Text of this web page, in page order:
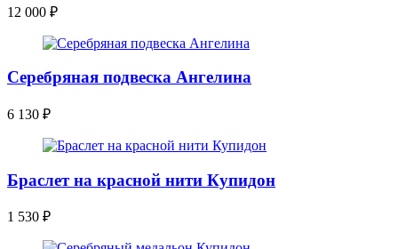
12 000 ₽
Серебряная подвеска Ангелина
6 130 ₽
Браслет на красной нити Купидон
1 530 ₽